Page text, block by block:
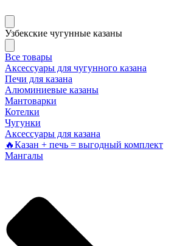
Узбекские чугунные казаны
Все товары
Аксессуары для чугунного казана
Печи для казана
Алюминиевые казаны
Мантоварки
Котелки
Чугунки
Аксессуары для казана
🔥Казан + печь = выгодный комплект
Мангалы